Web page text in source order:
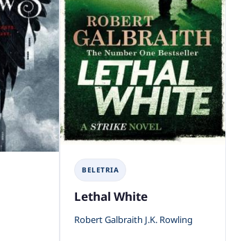
BELETRIA
Lethal White
Robert Galbraith J.K. Rowling